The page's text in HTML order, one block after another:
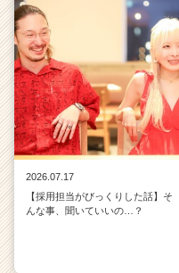
2026.07.17
【採用担当がびっくりした話】そ
んな事、聞いていいの…？